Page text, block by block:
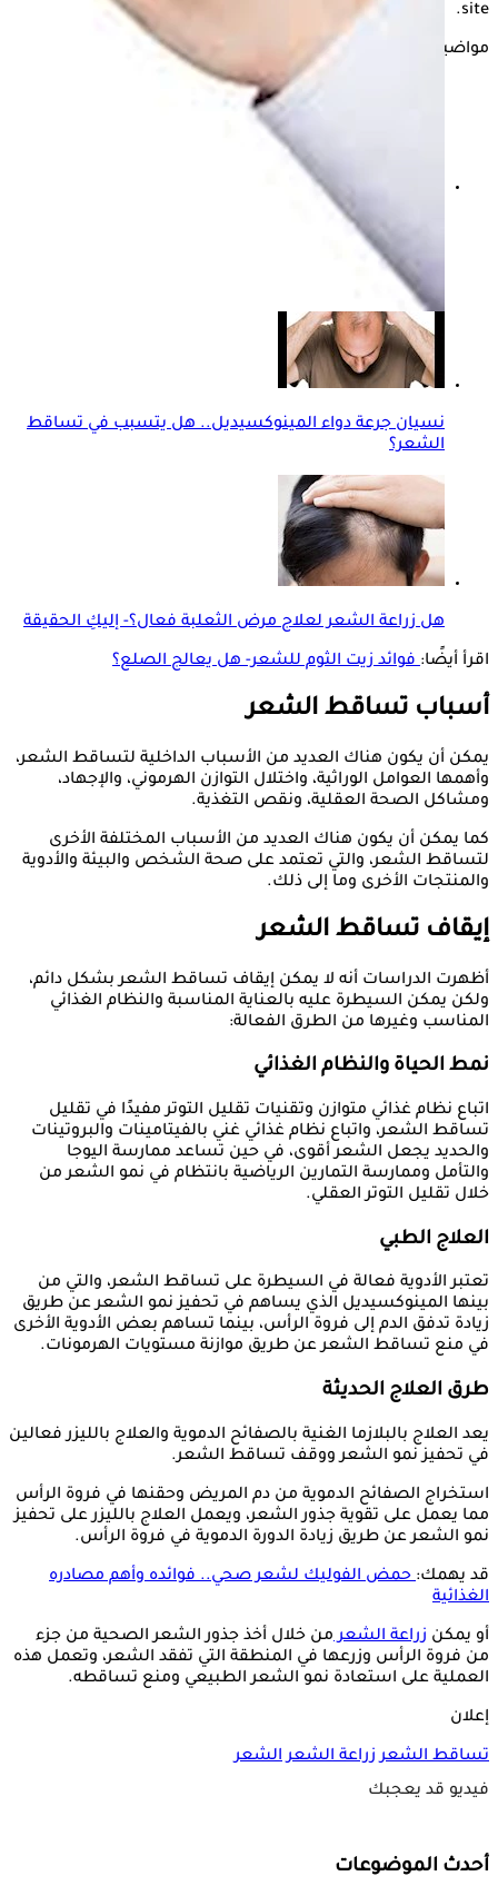
site.
مواضيع ذات صلة
لماذا يسقط الشعر بعد فقدان الوزن؟- "الكونسلتو" يجيب
على مراد مكرم
نسيان جرعة دواء المينوكسيديل.. هل يتسبب في تساقط
الشعر؟
هل زراعة الشعر لعلاج مرض الثعلبة فعال؟- إليكِ الحقيقة
اقرأ أيضًا:فوائد زيت الثوم للشعر- هل يعالج الصلع؟
أسباب تساقط الشعر
يمكن أن يكون هناك العديد من الأسباب الداخلية لتساقط الشعر،
وأهمها العوامل الوراثية، واختلال التوازن الهرموني، والإجهاد،
ومشاكل الصحة العقلية، ونقص التغذية.
كما يمكن أن يكون هناك العديد من الأسباب المختلفة الأخرى
لتساقط الشعر، والتي تعتمد على صحة الشخص والبيئة والأدوية
والمنتجات الأخرى وما إلى ذلك.
إيقاف تساقط الشعر
أظهرت الدراسات أنه لا يمكن إيقاف تساقط الشعر بشكل دائم،
ولكن يمكن السيطرة عليه بالعناية المناسبة والنظام الغذائي
المناسب وغيرها من الطرق الفعالة:
نمط الحياة والنظام الغذائي
اتباع نظام غذائي متوازن وتقنيات تقليل التوتر مفيدًا في تقليل
تساقط الشعر، واتباع نظام غذائي غني بالفيتامينات والبروتينات
والحديد يجعل الشعر أقوى، في حين تساعد ممارسة اليوجا
والتأمل وممارسة التمارين الرياضية بانتظام في نمو الشعر من
خلال تقليل التوتر العقلي.
العلاج الطبي
تعتبر الأدوية فعالة في السيطرة على تساقط الشعر، والتي من
بينها المينوكسيديل الذي يساهم في تحفيز نمو الشعر عن طريق
زيادة تدفق الدم إلى فروة الرأس، بينما تساهم بعض الأدوية الأخرى
في منع تساقط الشعر عن طريق موازنة مستويات الهرمونات.
طرق العلاج الحديثة
يعد العلاج بالبلازما الغنية بالصفائح الدموية والعلاج بالليزر فعالين
في تحفيز نمو الشعر ووقف تساقط الشعر.
استخراج الصفائح الدموية من دم المريض وحقنها في فروة الرأس
مما يعمل على تقوية جذور الشعر، ويعمل العلاج بالليزر على تحفيز
نمو الشعر عن طريق زيادة الدورة الدموية في فروة الرأس.
قد يهمك:حمض الفوليك لشعر صحي.. فوائده وأهم مصادره
الغذائية
أو يمكن زراعة الشعرمن خلال أخذ جذور الشعر الصحية من جزء
من فروة الرأس وزرعها في المنطقة التي تفقد الشعر، وتعمل هذه
العملية على استعادة نمو الشعر الطبيعي ومنع تساقطه.
إعلان
تساقط الشعر زراعة الشعر الشعر
فيديو قد يعجبك
أحدث الموضوعات